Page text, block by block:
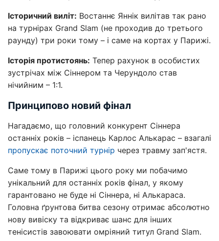
Історичний виліт: Востаннє Яннік вилітав так рано
на турнірах Grand Slam (не проходив до третього
раунду) три роки тому – і саме на кортах у Парижі.
Історія протистоянь: Тепер рахунок в особистих
зустрічах між Сіннером та Черундоло став
нічийним – 1:1.
Принципово новий фінал
Нагадаємо, що головний конкурент Сіннера
останніх років – іспанець Карлос Алькарас – взагалі
пропускає поточний турнір через травму зап'ястя.
Саме тому в Парижі цього року ми побачимо
унікальний для останніх років фінал, у якому
гарантовано не буде ні Сіннера, ні Алькараса.
Головна ґрунтова битва сезону отримає абсолютно
нову вивіску та відкриває шанс для інших
тенісистів завоювати омріяний титул Grand Slam.